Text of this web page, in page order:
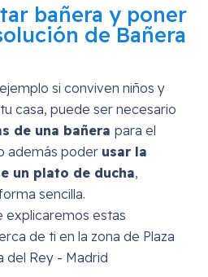
bañera y poner
de Bañera
si conviven niños y
casa, puede ser necesario
de una bañera para el
además poder usar la
un plato de ducha,
sencilla.
explicaremos estas
de ti en la zona de Plaza
del Rey - Madrid